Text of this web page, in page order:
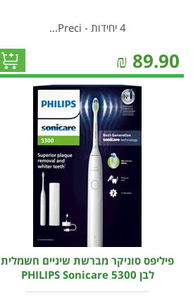
4 יחידות - Preci...
89.90
₪
פיליפס סוניקר מברשת שיניים חשמלית
לבן PHILIPS Sonicare 5300